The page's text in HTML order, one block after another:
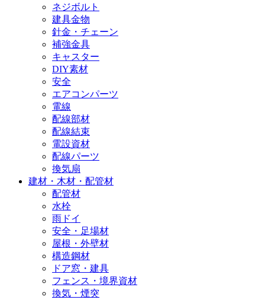
ネジボルト
建具金物
針金・チェーン
補強金具
キャスター
DIY素材
安全
エアコンパーツ
電線
配線部材
配線結束
電設資材
配線パーツ
換気扇
建材・木材・配管材
配管材
水栓
雨ドイ
安全・足場材
屋根・外壁材
構造鋼材
ドア窓・建具
フェンス・境界資材
換気・煙突